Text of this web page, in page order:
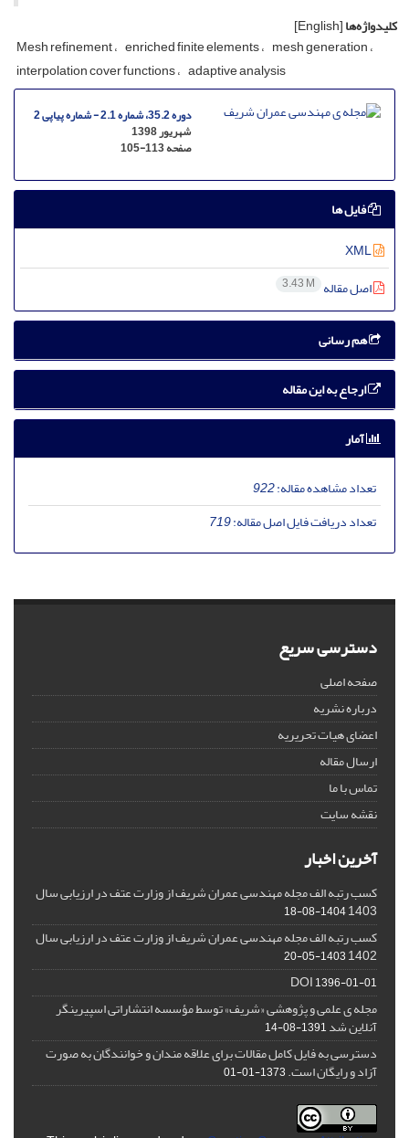
کلیدواژه‌ها[English]
M‌e‌s‌h r‌e‌f‌i‌n‌e‌m‌e‌n‌t e‌n‌r‌i‌c‌h‌e‌d f‌i‌n‌i‌t‌e e‌l‌e‌m‌e‌n‌t‌s m‌e‌s‌h g‌e‌n‌e‌r‌a‌t‌i‌o‌n
i‌n‌t‌e‌r‌p‌o‌l‌a‌t‌i‌o‌n c‌o‌v‌e‌r f‌u‌n‌c‌t‌i‌o‌n‌s a‌d‌a‌p‌t‌i‌v‌e a‌n‌a‌l‌y‌s‌i‌s
دوره 35.2، شماره 2.1 - شماره پیاپی 2
شهریور 1398
صفحه105-113
فایل ها
اصل مقاله 3.43 M
هم رسانی
ارجاع به این مقاله
آمار
تعداد مشاهده مقاله:922
تعداد دریافت فایل اصل مقاله:719
دسترسی سریع
صفحه اصلی
درباره نشریه
اعضای هیات تحریریه
ارسال مقاله
تماس با ما
نقشه سایت
آخرین اخبار
کسب رتبه الف مجله مهندسی عمران شریف از وزارت عتف در ارزیابی سال
1403
1404-08-18
کسب رتبه الف مجله مهندسی عمران شریف از وزارت عتف در ارزیابی سال
1402
1403-05-20
DOI1396-01-01
مجله ی علمی و پژوهشی «شریف» توسط مؤسسه انتشاراتی اسپیرینگر
آنلاین شد1391-08-14
دسترسی به فایل کامل مقالات برای علاقه مندان و خوانندگان به صورت
آزاد و رایگان است.1373-01-01